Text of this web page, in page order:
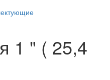
1 " ( 25,4